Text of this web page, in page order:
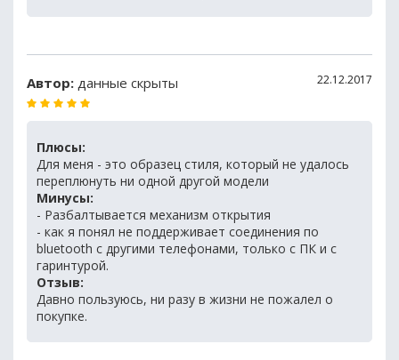
Автор: данные скрыты 22.12.2017
Плюсы:
Для меня - это образец стиля, который не удалось
переплюнуть ни одной другой модели
Минусы:
- Разбалтывается механизм открытия
- как я понял не поддерживает соединения по
bluetooth с другими телефонами, только с ПК и с
гаринтурой.
Отзыв:
Давно пользуюсь, ни разу в жизни не пожалел о
покупке.